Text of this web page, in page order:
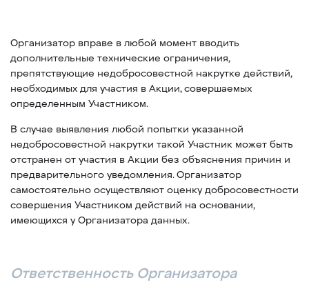
Организатор вправе в любой момент вводить
дополнительные технические ограничения,
препятствующие недобросовестной накрутке действий,
необходимых для участия в Акции, совершаемых
определенным Участником.
В случае выявления любой попытки указанной
недобросовестной накрутки такой Участник может быть
отстранен от участия в Акции без объяснения причин и
предварительного уведомления. Организатор
самостоятельно осуществляют оценку добросовестности
совершения Участником действий на основании,
имеющихся у Организатора данных.
Ответственность Организатора